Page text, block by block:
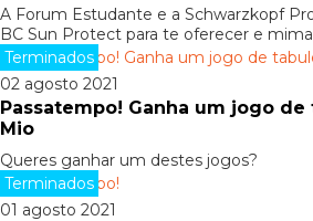
A Forum Estudante e a Schwarzkopf
BC Sun Protect para te oferecer e
Terminados
02 agosto 2021
Passatempo! Ganha um jogo
Mio
Queres ganhar um destes jogos?
Terminados
01 agosto 2021